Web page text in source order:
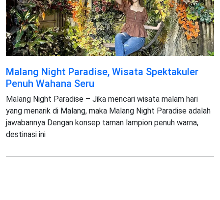
Malang Night Paradise, Wisata Spektakuler
Penuh Wahana Seru
Malang Night Paradise – Jika mencari wisata malam hari
yang menarik di Malang, maka Malang Night Paradise adalah
jawabannya Dengan konsep taman lampion penuh warna,
destinasi ini